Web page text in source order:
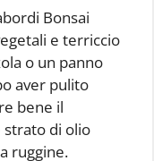
Bonsai
e terriccio
o un panno
aver pulito
bene il
strato di olio
ruggine.